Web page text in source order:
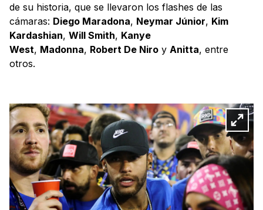
de su historia, que se llevaron los flashes de las
cámaras: Diego Maradona, Neymar Júnior, Kim
Kardashian, Will Smith, Kanye
West, Madonna, Robert De Niro y Anitta, entre
otros.